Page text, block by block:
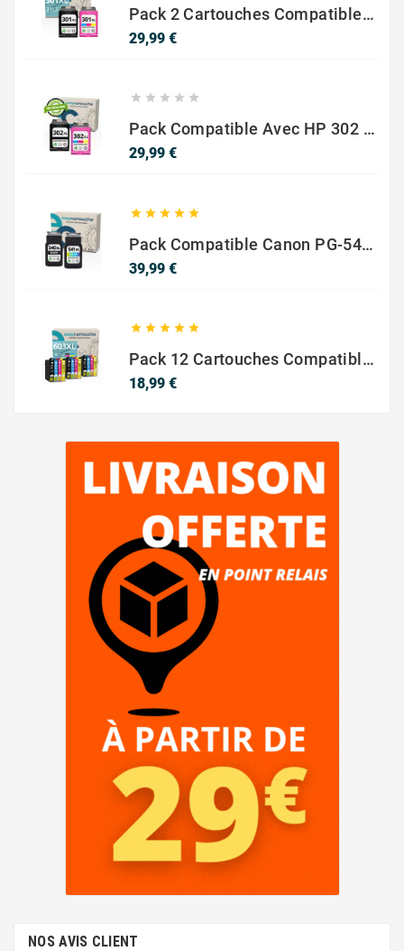
ENVY 4506
ENVY 4507
ENVY 4508
ENVY 5530
Pack 2 Cartouches Compatible Avec HP 301 XL Noir Et Couleur
29,99 €Prix
    
Pack Compatible Avec HP 302 XL Noir Et Couleur - SANS NIVEAU ENCRE
29,99 €Prix
    
Pack Compatible Canon PG-540 XL / CL-541 XL – Noir & Couleur – Haute Capacité
39,99 €Prix
    
Pack 12 Cartouches Compatible EPSON 603XL
18,99 €Prix
NOS AVIS CLIENT